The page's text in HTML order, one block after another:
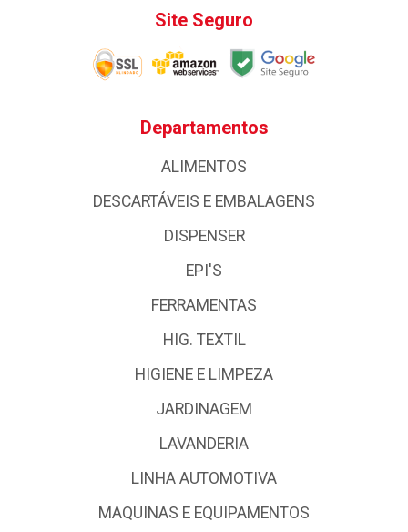
Site Seguro
Departamentos
ALIMENTOS
DESCARTÁVEIS E EMBALAGENS
DISPENSER
EPI'S
FERRAMENTAS
HIG. TEXTIL
HIGIENE E LIMPEZA
JARDINAGEM
LAVANDERIA
LINHA AUTOMOTIVA
MAQUINAS E EQUIPAMENTOS